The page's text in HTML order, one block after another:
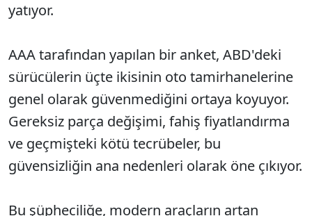
yatıyor.
AAA tarafından yapılan bir anket, ABD'deki
sürücülerin üçte ikisinin oto tamirhanelerine
genel olarak güvenmediğini ortaya koyuyor.
Gereksiz parça değişimi, fahiş fiyatlandırma
ve geçmişteki kötü tecrübeler, bu
güvensizliğin ana nedenleri olarak öne çıkıyor.
Bu şüpheciliğe, modern araçların artan